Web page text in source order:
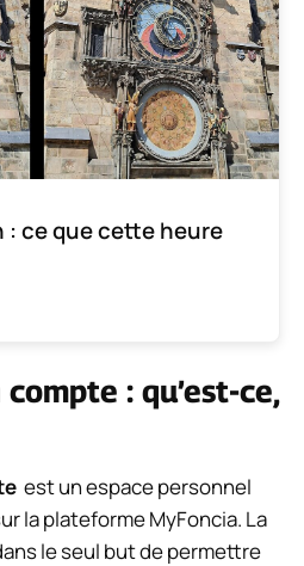
: ce que cette heure
: qu’est-ce,
est un espace personnel
la plateforme MyFoncia. La
le seul but de permettre